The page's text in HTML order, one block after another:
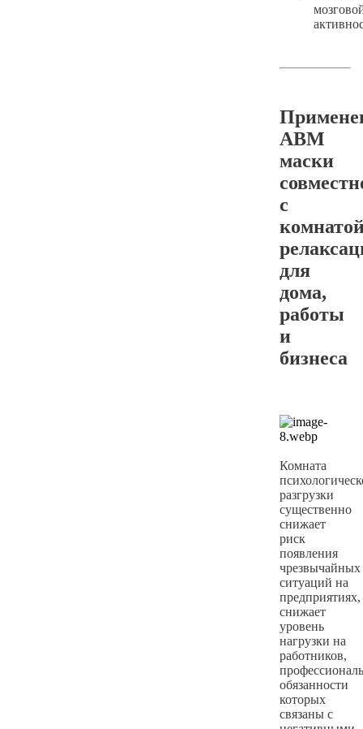
АВМ
маски
с
для
дома,
работы
и
бизнеса
Комната
разгрузки
существенно
снижает
риск
появления
чрезвычайных
ситуаций на
предприятиях,
снижает
уровень
нагрузки на
работников,
обязанности
которых
связаны с